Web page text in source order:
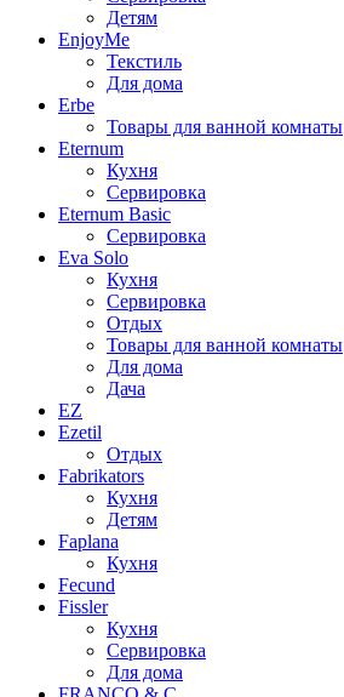
Детям
EnjoyMe
Текстиль
Для дома
Erbe
Товары для ванной комнаты
Eternum
Кухня
Сервировка
Eternum Basic
Сервировка
Eva Solo
Кухня
Сервировка
Отдых
Товары для ванной комнаты
Для дома
Дача
EZ
Ezetil
Отдых
Fabrikators
Кухня
Детям
Faplana
Кухня
Fecund
Fissler
Кухня
Сервировка
Для дома